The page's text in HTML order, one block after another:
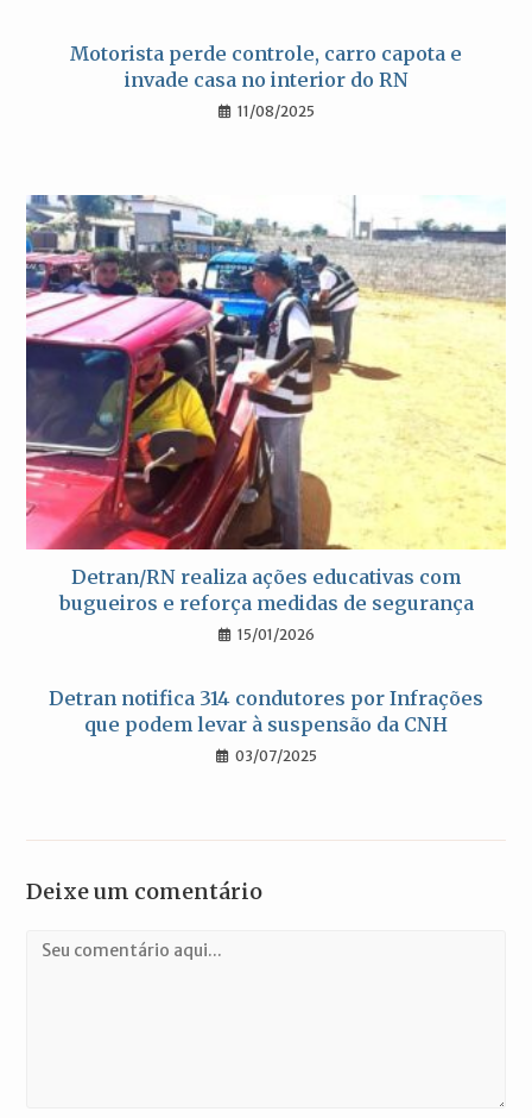
Motorista perde controle, carro capota e
invade casa no interior do RN
11/08/2025
Detran/RN realiza ações educativas com
bugueiros e reforça medidas de segurança
15/01/2026
Detran notifica 314 condutores por Infrações
que podem levar à suspensão da CNH
03/07/2025
Deixe um comentário
Comentário